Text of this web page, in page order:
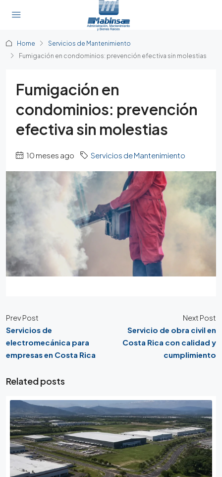
Home
Servicios de Mantenimiento
Fumigación en condominios: prevención efectiva sin molestias
Fumigación en
condominios: prevención
efectiva sin molestias
10 meses ago Servicios de Mantenimiento
Prev Post
Servicios de
electromecánica para
empresas en Costa Rica
Next Post
Servicio de obra civil en
Costa Rica con calidad y
cumplimiento
Related posts